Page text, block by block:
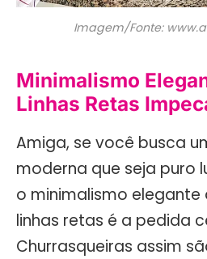
Imagem/Fonte:
Minimalismo
Linhas Retas
Amiga, se você busca
moderna que seja puro
o minimalismo
linhas retas é a pedida
Churrasqueiras assim